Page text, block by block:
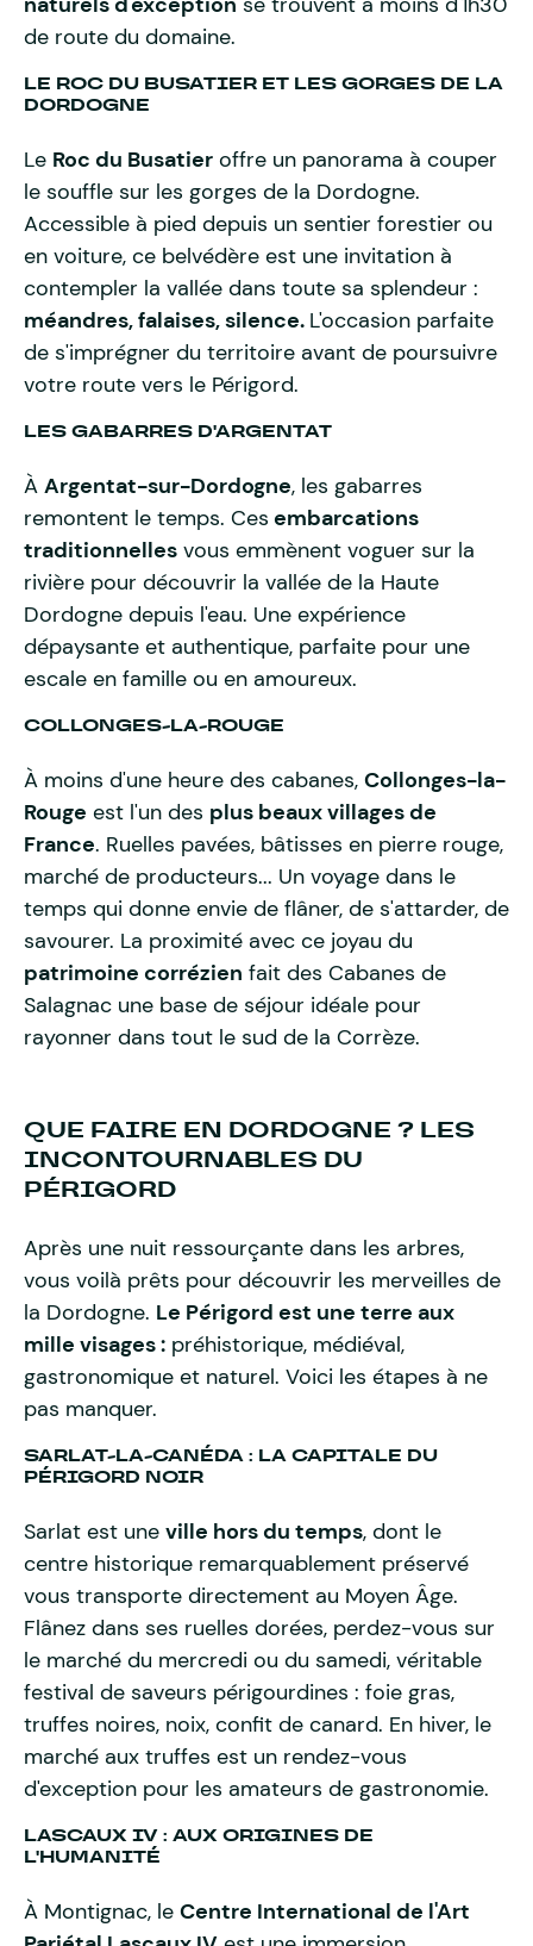
de route du domaine.
LE ROC DU BUSATIER ET LES GORGES DE LA
DORDOGNE
Le Roc du Busatier offre un panorama à couper
le souffle sur les gorges de la Dordogne.
Accessible à pied depuis un sentier forestier ou
en voiture, ce belvédère est une invitation à
contempler la vallée dans toute sa splendeur :
méandres, falaises, silence. L'occasion parfaite
de s'imprégner du territoire avant de poursuivre
votre route vers le Périgord.
LES GABARRES D'ARGENTAT
À Argentat-sur-Dordogne, les gabarres
remontent le temps. Ces embarcations
traditionnelles vous emmènent voguer sur la
rivière pour découvrir la vallée de la Haute
Dordogne depuis l'eau. Une expérience
dépaysante et authentique, parfaite pour une
escale en famille ou en amoureux.
COLLONGES-LA-ROUGE
À moins d'une heure des cabanes, Collonges-la-
Rouge est l'un des plus beaux villages de
France. Ruelles pavées, bâtisses en pierre rouge,
marché de producteurs... Un voyage dans le
temps qui donne envie de flâner, de s'attarder, de
savourer. La proximité avec ce joyau du
patrimoine corrézien fait des Cabanes de
Salagnac une base de séjour idéale pour
rayonner dans tout le sud de la Corrèze.
QUE FAIRE EN DORDOGNE ? LES
INCONTOURNABLES DU
PÉRIGORD
Après une nuit ressourçante dans les arbres,
vous voilà prêts pour découvrir les merveilles de
la Dordogne. Le Périgord est une terre aux
mille visages : préhistorique, médiéval,
gastronomique et naturel. Voici les étapes à ne
pas manquer.
SARLAT-LA-CANÉDA : LA CAPITALE DU
PÉRIGORD NOIR
Sarlat est une ville hors du temps, dont le
centre historique remarquablement préservé
vous transporte directement au Moyen Âge.
Flânez dans ses ruelles dorées, perdez-vous sur
le marché du mercredi ou du samedi, véritable
festival de saveurs périgourdines : foie gras,
truffes noires, noix, confit de canard. En hiver, le
marché aux truffes est un rendez-vous
d'exception pour les amateurs de gastronomie.
LASCAUX IV : AUX ORIGINES DE
L'HUMANITÉ
À Montignac, le Centre International de l'Art